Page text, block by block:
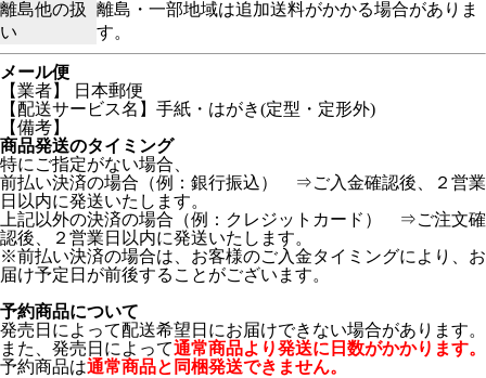
離島他の扱
い
離島・一部地域は追加送料がかかる場合がありま
す。
メール便
【業者】 日本郵便
【配送サービス名】手紙・はがき(定型・定形外)
【備考】
商品発送のタイミング
特にご指定がない場合、
前払い決済の場合（例：銀行振込） ⇒ご入金確認後、２営業
日以内に発送いたします。
上記以外の決済の場合（例：クレジットカード） ⇒ご注文確
認後、２営業日以内に発送いたします。
※前払い決済の場合は、お客様のご入金タイミングにより、お
届け予定日が前後することがございます。
予約商品について
発売日によって配送希望日にお届けできない場合があります。
また、発売日によって通常商品より発送に日数がかかります。
予約商品は通常商品と同梱発送できません。